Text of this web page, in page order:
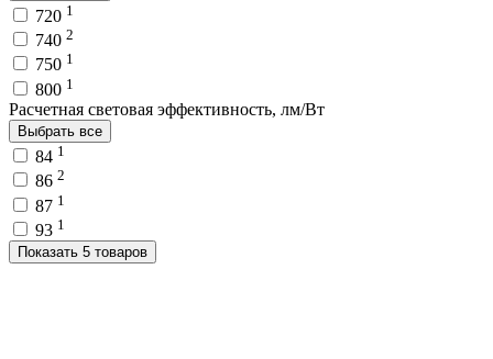
720 1
740 2
750 1
800 1
Расчетная световая эффективность, лм/Вт
Выбрать все
84 1
86 2
87 1
93 1
Показать 5 товаров